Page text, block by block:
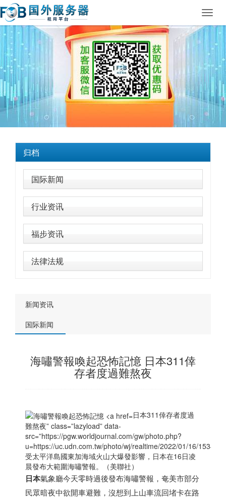
归档
国际新闻
行业资讯
福步资讯
法律法规
新闻资讯
国际新闻
海嘯警報喚起恐怖記憶 日本311倖
存者度過難熬夜
日本311倖存者度過
難熬夜” class=”lazyload” data-
src=”https://pgw.worldjournal.com/gw/photo.php?
u=https://uc.udn.com.tw/photo/wj/realtime/2022/01/16/
受太平洋島國東加海域火山大爆發影響， 日本在16日凌
晨發布大範圍海嘯警報。（美聯社）
日本氣象廳今天零時過後發布海嘯警報，奄美市部分
民眾暗夜中欲開車避難，沒想到上山車流回堵卡在路